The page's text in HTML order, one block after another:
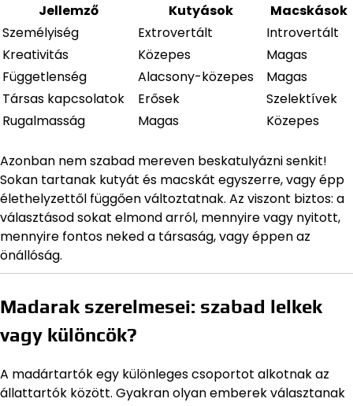
Jellemző Kutyások
Macskások
Személyiség
Extrovertált
Introvertált
Kreativitás
Közepes
Magas
Függetlenség
Alacsony-közepes
Magas
Társas kapcsolatok
Erősek
Szelektívek
Rugalmasság
Magas Közepes
Azonban nem szabad mereven beskatulyázni senkit!
Sokan tartanak kutyát és macskát egyszerre, vagy épp
élethelyzettől függően változtatnak. Az viszont biztos: a
választásod sokat elmond arról, mennyire vagy nyitott,
mennyire fontos neked a társaság, vagy éppen az
önállóság.
Madarak szerelmesei: szabad lelkek
vagy különcök?
A madártartók egy különleges csoportot alkotnak az
állattartók között. Gyakran olyan emberek választanak